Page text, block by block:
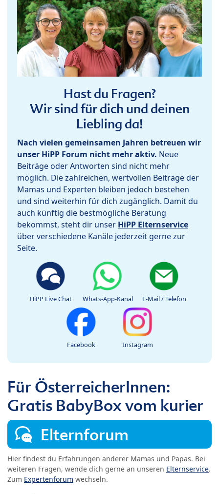
Hast du Fragen?
Wir sind für dich und deinen
Liebling da!
Nach vielen gemeinsamen Jahren betreuen wir
unser HiPP Forum nicht mehr aktiv. Neue
Beiträge oder Antworten sind nicht mehr
möglich. Die zahlreichen, wertvollen Beiträge der
Mamas und Experten bleiben jedoch bestehen
und sind weiterhin für dich zugänglich. Damit du
auch künftig die bestmögliche Beratung
bekommst, steht dir unser HiPP Elternservice
über verschiedene Kanäle jederzeit gerne zur
Seite.
HiPP Live Chat Whats-App-Kanal E-Mail / Telefon
Facebook Instagram
Für ÖsterreicherInnen:
Gratis BabyBox vom kurier
Elternforum
Hier findest du Erfahrungen anderer Mamas und Papas. Bei
weiteren Fragen, wende dich gerne an unseren Elternservice.
Zum Expertenforum wechseln.